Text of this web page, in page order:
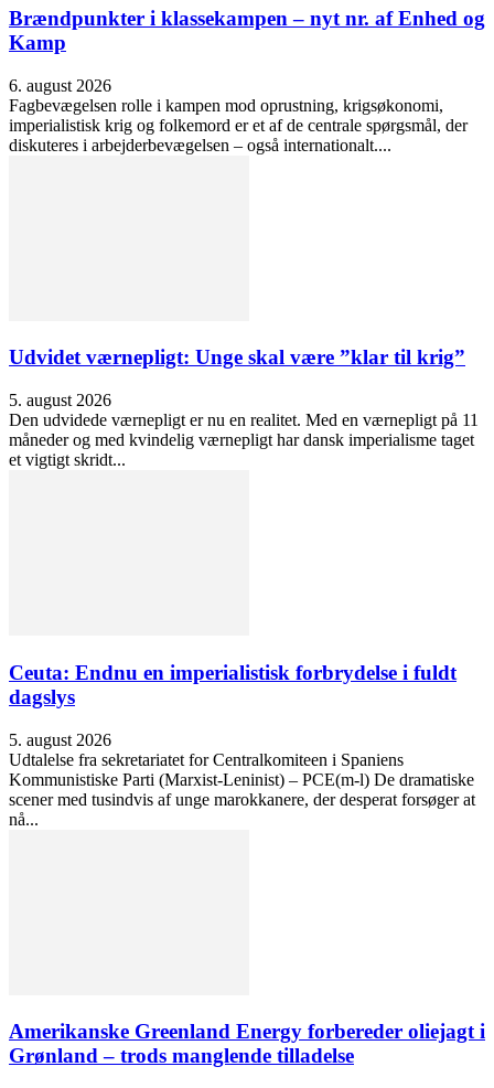
Brændpunkter i klassekampen – nyt nr. af Enhed og
Kamp
6. august 2026
Fagbevægelsen rolle i kampen mod oprustning, krigsøkonomi,
imperialistisk krig og folkemord er et af de centrale spørgsmål, der
diskuteres i arbejderbevægelsen – også internationalt....
Udvidet værnepligt: Unge skal være ”klar til krig”
5. august 2026
Den udvidede værnepligt er nu en realitet. Med en værnepligt på 11
måneder og med kvindelig værnepligt har dansk imperialisme taget
et vigtigt skridt...
Ceuta: Endnu en imperialistisk forbrydelse i fuldt
dagslys
5. august 2026
Udtalelse fra sekretariatet for Centralkomiteen i Spaniens
Kommunistiske Parti (Marxist-Leninist) – PCE(m-l) De dramatiske
scener med tusindvis af unge marokkanere, der desperat forsøger at
nå...
Amerikanske Greenland Energy forbereder oliejagt i
Grønland – trods manglende tilladelse